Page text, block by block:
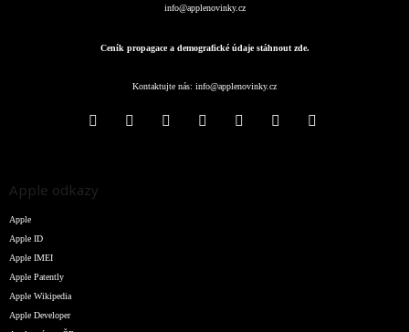
info@applenovinky.cz
Ceník propagace a demografické údaje stáhnout zde.
Kontaktujte nás: info@applenovinky.cz
Apple odkazy
Apple
Apple ID
Apple IMEI
Apple Patently
Apple Wikipedia
Apple Developer